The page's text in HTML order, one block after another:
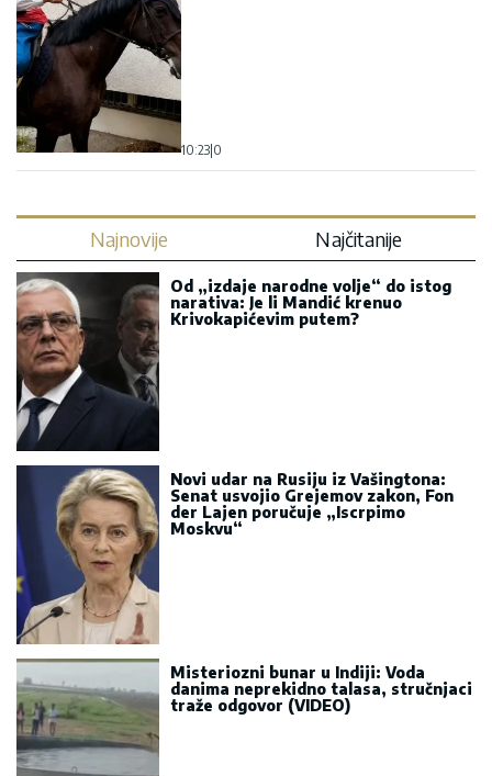
10:23 0
Najnovije Najčitanije
Od „izdaje narodne volje“ do istog
narativa: Je li Mandić krenuo
Krivokapićevim putem?
Novi udar na Rusiju iz Vašingtona:
Senat usvojio Grejemov zakon, Fon
der Lajen poručuje „Iscrpimo
Moskvu“
Misteriozni bunar u Indiji: Voda
danima neprekidno talasa, stručnjaci
traže odgovor (VIDEO)